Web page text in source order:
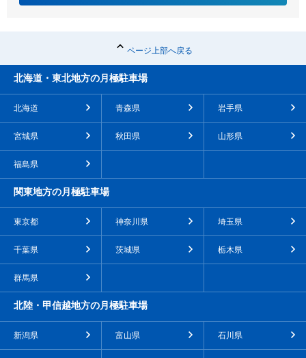
ページ上部へ戻る
北海道・東北地方の月極駐車場
北海道 青森県 岩手県
宮城県 秋田県 山形県
福島県
関東地方の月極駐車場
東京都 神奈川県 埼玉県
千葉県 茨城県 栃木県
群馬県
北陸・甲信越地方の月極駐車場
新潟県 富山県 石川県